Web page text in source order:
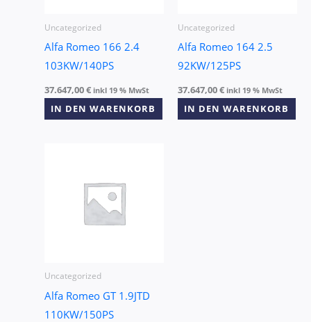
Uncategorized
Alfa Romeo 166 2.4
103KW/140PS
37.647,00€ inkl 19 % MwSt
IN DEN WARENKORB
Uncategorized
Alfa Romeo 164 2.5
92KW/125PS
37.647,00€ inkl 19 % MwSt
IN DEN WARENKORB
Uncategorized
Alfa Romeo GT 1.9JTD
110KW/150PS